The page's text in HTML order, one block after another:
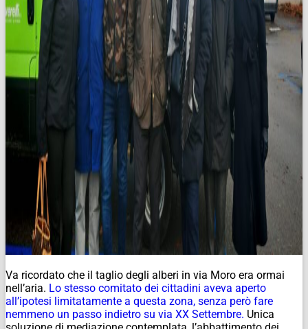
Va ricordato che il taglio degli alberi in via Moro era ormai
nell’aria. Lo stesso comitato dei cittadini aveva aperto
all’ipotesi limitatamente a questa zona, senza però fare
nemmeno un passo indietro su via XX Settembre. Unica